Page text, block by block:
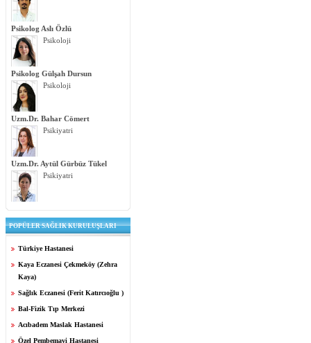
Psikolog Aslı Özlü
Psikoloji
Psikolog Gülşah Dursun
Psikoloji
Uzm.Dr. Bahar Cömert
Psikiyatri
Uzm.Dr. Aytül Gürbüz Tükel
Psikiyatri
POPÜLER SAĞLIK KURULUŞLARI
Türkiye Hastanesi
Kaya Eczanesi Çekmeköy (Zehra
Kaya)
Sağlık Eczanesi (Ferit Katırcıoğlu )
Bal-Fizik Tıp Merkezi
Acıbadem Maslak Hastanesi
Özel Pembemavi Hastanesi